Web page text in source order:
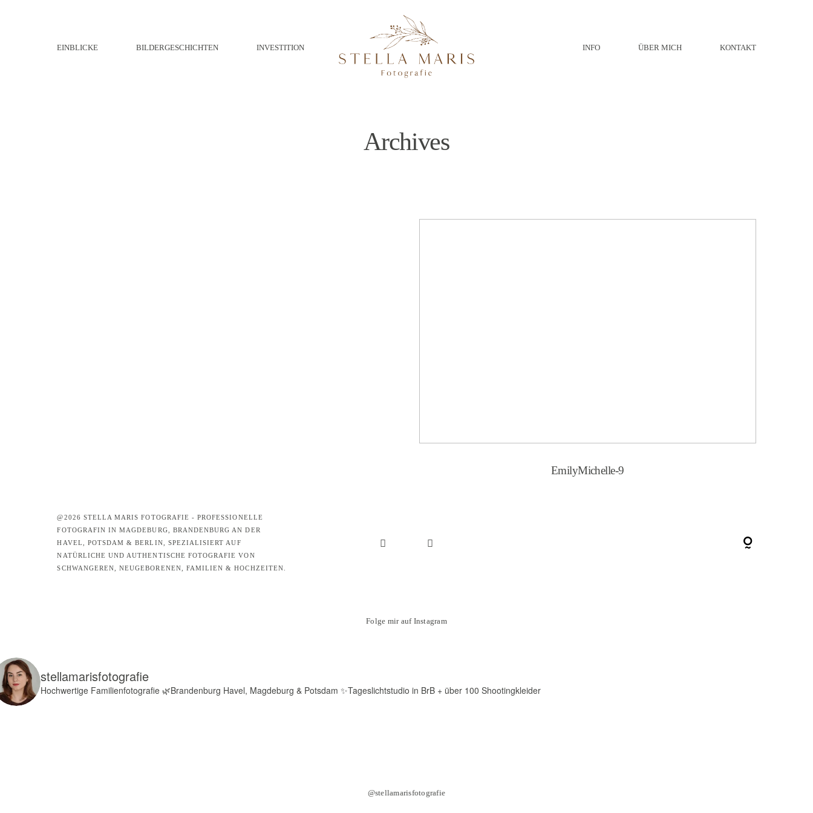
EINBLICKE BILDERGESCHICHTEN INVESTITION INFO ÜBER MICH KONTAKT
Archives
EmilyMichelle-9
@2026 STELLA MARIS FOTOGRAFIE - PROFESSIONELLE
FOTOGRAFIN IN MAGDEBURG, BRANDENBURG AN DER
HAVEL, POTSDAM & BERLIN, SPEZIALISIERT AUF
NATÜRLICHE UND AUTHENTISCHE FOTOGRAFIE VON
SCHWANGEREN, NEUGEBORENEN, FAMILIEN & HOCHZEITEN.
Folge mir auf Instagram
@stellamarisfotografie
stellamarisfotografie
Hochwertige Familienfotografie🌿Brandenburg Havel, Magdeburg & Potsdam ✨Tageslichtstudio in BrB + über 100 Shootingkleider